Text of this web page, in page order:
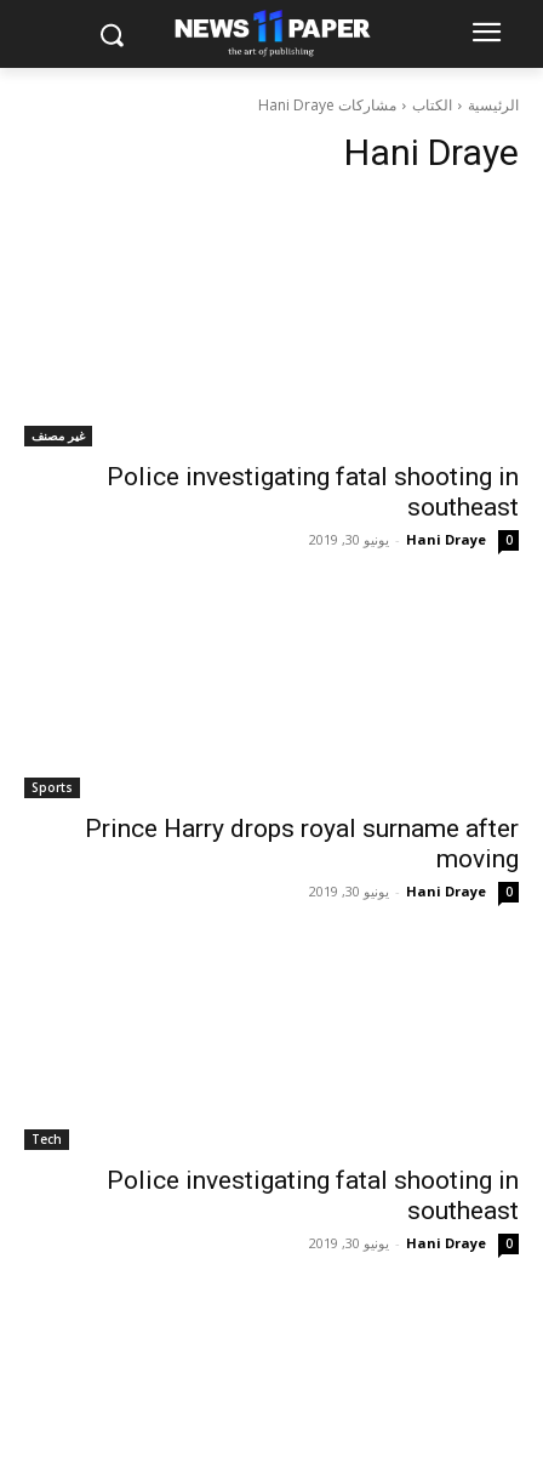
الرئيسية الكتاب مشاركات Hani Draye
Hani Draye
غير مصنف
Police investigating fatal shooting in
southeast
Hani Draye
- يونيو 30, 2019 0
Sports
Prince Harry drops royal surname after
moving
Hani Draye
- يونيو 30, 2019 0
Tech
Police investigating fatal shooting in
southeast
Hani Draye
- يونيو 30, 2019 0